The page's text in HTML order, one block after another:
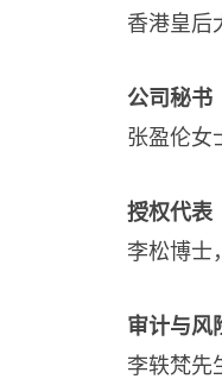
香港皇后
公司秘书
张盈伦女
授权代表
李松博士
审计与风
李轶梵先